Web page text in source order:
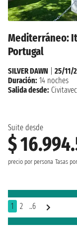
Mediterráneo:
Portugal
Suite desde
$
precio por persona Tasas
SILVER DAWN
25/11/
Duración: 14 noches
Salida desde:
1 2 ..6